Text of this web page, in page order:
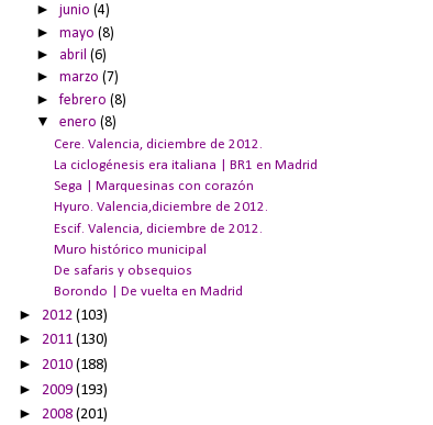
►junio(4)
►mayo(8)
► abril(6)
►marzo(7)
►febrero(8)
▼enero(8)
Cere. Valencia, diciembre de 2012.
La ciclogénesis era italiana | BR1 en Madrid
Sega | Marquesinas con corazón
Hyuro. Valencia,diciembre de 2012.
Escif. Valencia, diciembre de 2012.
Muro histórico municipal
De safaris y obsequios
Borondo | De vuelta en Madrid
► 2012 (103)
► 2011 (130)
► 2010 (188)
► 2009 (193)
► 2008 (201)